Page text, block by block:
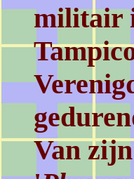
militair
Van